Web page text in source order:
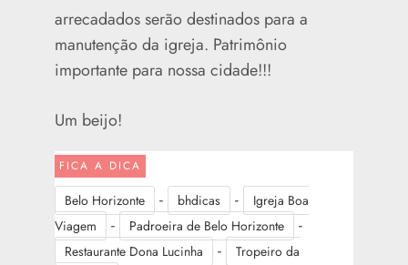
arrecadados serão destinados para a
manutenção da igreja. Patrimônio
importante para nossa cidade!!!
Um beijo!
FICA A DICA
Belo Horizonte - bhdicas -
Igreja Boa
Viagem
- Padroeira de Belo Horizonte -
Restaurante Dona Lucinha -
Tropeiro da